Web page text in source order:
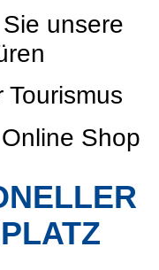
unsere
Tourismus
Shop